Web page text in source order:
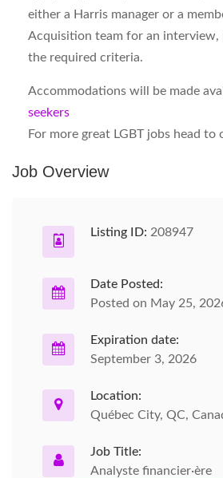
either a Harris manager or a
Acquisition team for an interview,
the required criteria.
Accommodations will be made
seekers
For more great LGBT jobs head to
Job Overview
Listing ID: 208947
Date Posted:
Posted on May 25,
Expiration date:
September 3, 2026
Location:
Québec City, QC,
Job Title:
Analyste financier·ère